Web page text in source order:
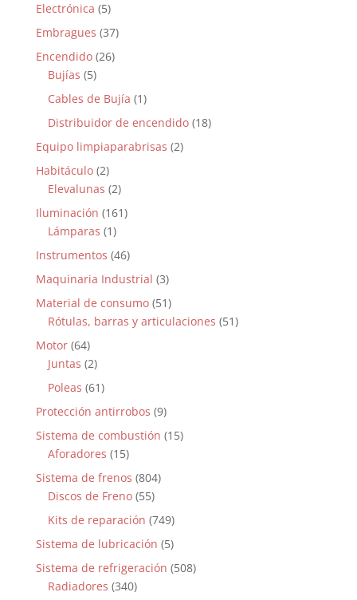
Electrónica (5)
Embragues (37)
Encendido (26)
Bujías (5)
Cables de Bujía (1)
Distribuidor de encendido (18)
Equipo limpiaparabrisas (2)
Habitáculo (2)
Elevalunas (2)
Iluminación (161)
Lámparas (1)
Instrumentos (46)
Maquinaria Industrial (3)
Material de consumo (51)
Rótulas, barras y articulaciones (51)
Motor (64)
Juntas (2)
Poleas (61)
Protección antirrobos (9)
Sistema de combustión (15)
Aforadores (15)
Sistema de frenos (804)
Discos de Freno (55)
Kits de reparación (749)
Sistema de lubricación (5)
Sistema de refrigeración (508)
Radiadores (340)